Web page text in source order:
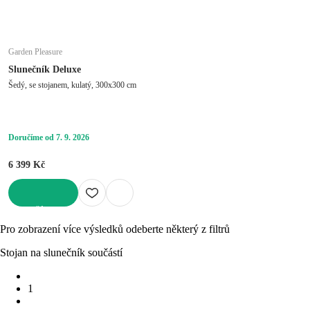
Garden Pleasure
Slunečník Deluxe
Šedý, se stojanem, kulatý, 300x300 cm
Doručíme od 7. 9. 2026
6 399 Kč
Pro zobrazení více výsledků odeberte některý z filtrů
Stojan na slunečník součástí
1